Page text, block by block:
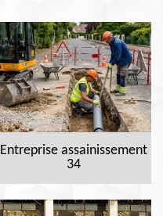
Entreprise assainissement
34